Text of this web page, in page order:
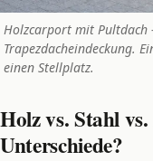
Holzcarport mit Pultdach
Trapezdacheindeckung.
einen Stellplatz.
Holz vs. Stahl
Unterschiede?